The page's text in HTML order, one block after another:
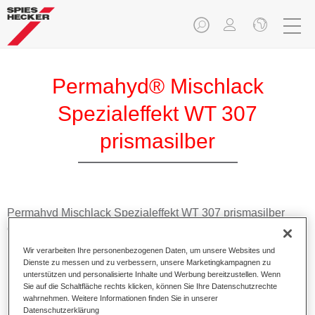
Permahyd® Mischlack
Spezialeffekt WT 307
prismasilber
Permahyd Mischlack Spezialeffekt WT 307 prismasilber
eignet sich für die Ausmischung vonPermahyd Hi-TEC
Produktmerkmale
Einfach und schnell zu verarbeiten.
Bietet eine hohe Farbtongenauigkeit und gleichmäßige
Wir verarbeiten Ihre personenbezogenen Daten, um unsere Websites und
Dienste zu messen und zu verbessern, unsere Marketingkampagnen zu
unterstützen und personalisierte Inhalte und Werbung bereitzustellen. Wenn
Sie auf die Schaltfläche rechts klicken, können Sie Ihre Datenschutzrechte
wahrnehmen. Weitere Informationen finden Sie in unserer
Datenschutzerklärung